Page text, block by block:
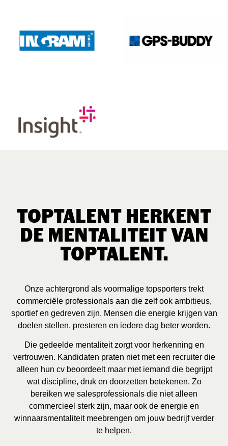
TOPTALENT HERKENT
DE MENTALITEIT VAN
TOPTALENT.
Onze achtergrond als voormalige topsporters trekt
commerciële professionals aan die zelf ook ambitieus,
sportief en gedreven zijn. Mensen die energie krijgen van
doelen stellen, presteren en iedere dag beter worden.
Die gedeelde mentaliteit zorgt voor herkenning en
vertrouwen. Kandidaten praten niet met een recruiter die
alleen hun cv beoordeelt maar met iemand die begrijpt
wat discipline, druk en doorzetten betekenen. Zo
bereiken we salesprofessionals die niet alleen
commercieel sterk zijn, maar ook de energie en
winnaarsmentaliteit meebrengen om jouw bedrijf verder
te helpen.